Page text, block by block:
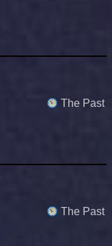
The Past
The Past